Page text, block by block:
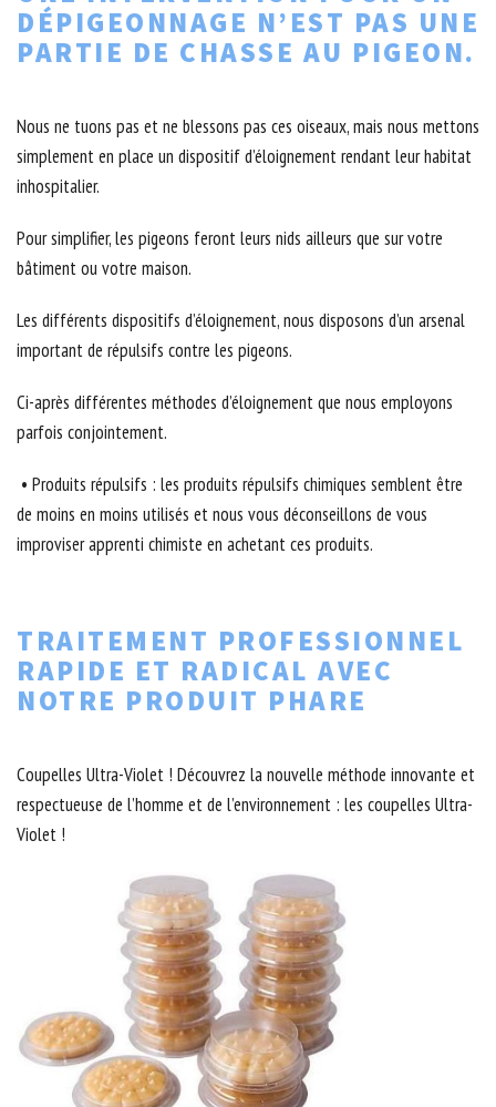
DÉPIGEONNAGE N’EST PAS UNE
PARTIE DE CHASSE AU PIGEON.
Nous ne tuons pas et ne blessons pas ces oiseaux, mais nous mettons
simplement en place un dispositif d’éloignement rendant leur habitat
inhospitalier.
Pour simplifier, les pigeons feront leurs nids ailleurs que sur votre
bâtiment ou votre maison.
Les différents dispositifs d’éloignement, nous disposons d’un arsenal
important de répulsifs contre les pigeons.
Ci-après différentes méthodes d’éloignement que nous employons
parfois conjointement.
• Produits répulsifs : les produits répulsifs chimiques semblent être
de moins en moins utilisés et nous vous déconseillons de vous
improviser apprenti chimiste en achetant ces produits.
TRAITEMENT PROFESSIONNEL
RAPIDE ET RADICAL AVEC
NOTRE PRODUIT PHARE
Coupelles Ultra-Violet ! Découvrez la nouvelle méthode innovante et
respectueuse de l’homme et de l’environnement : les coupelles Ultra-
Violet !